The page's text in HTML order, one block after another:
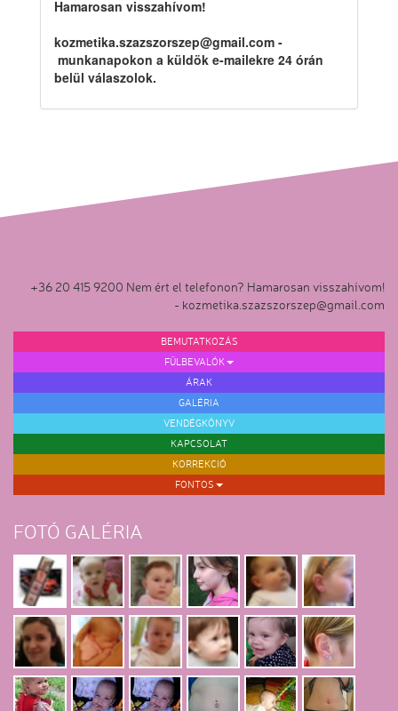
Hamarosan visszahívom!
kozmetika.szazszorszep@gmail.com -
munkanapokon a küldök e-mailekre 24 órán
belül válaszolok.
+36 20 415 9200 Nem ért el telefonon? Hamarosan visszahívom!
- kozmetika.szazszorszep@gmail.com
BEMUTATKOZÁS
FÜLBEVALÓK
ÁRAK
GALÉRIA
VENDÉGKÖNYV
KAPCSOLAT
KORREKCIÓ
FONTOS
FOTÓ GALÉRIA